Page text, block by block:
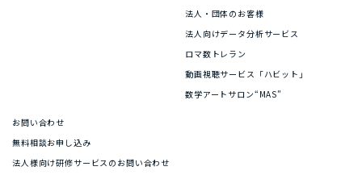
法人・団体のお客様
法人向けデータ分析サービス
ロマ数トレラン
動画視聴サービス「ハビット」
数学アートサロン“MAS”
お問い合わせ
無料相談お申し込み
法人様向け研修サービスのお問い合わせ